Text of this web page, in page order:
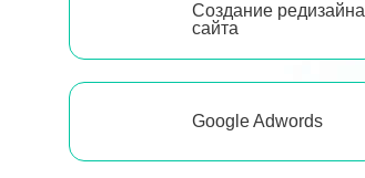
Создание редизайна
сайта
Google Adwords